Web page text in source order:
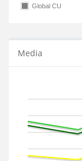
Global CU
Media